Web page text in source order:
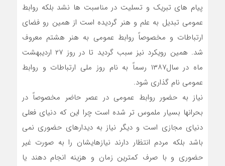
پیام های تبریک و تسلیت در مناسبت ها نشد بلکه روابط
عمومی تبدیل به علم و هنر گردیده است از همین رو فضای
ارتباطات و مخصوصاً روابط عمومی به هنر هشتم معروف
شد. همین رویکرد نیز سبب گردید تا در روز ۲۷ اردیبهشت
ماه در سال۱۳۸۷ رسماً به نام روز ملی ارتباطات و روابط
عمومی نام گذاری شود.
نیاز به حضور روابط عمومی در عصر حاضر مخصوصاً در
بحرانها بسیار ملموس تر شده است چرا این که دنیای فعلی
دنیای مجازی است و دیگر نیاز به دیدارهای حضوری نمی
باشد بلکه مردم انتظار دارند نیازهایشان را به صورت غیر
حضوری و با صرف کمترین زمان و هزینه انجام دهند یا